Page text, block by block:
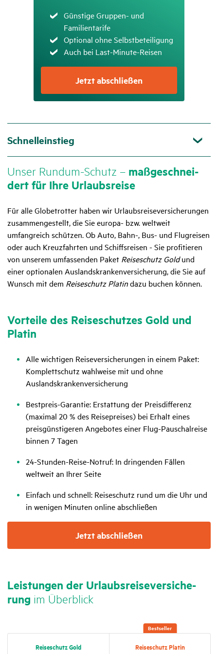
Zutreffend
Günstige Gruppen- und
Familientarife
Zutreffend
Optional ohne Selbstbeteiligung
Zutreffend
Auch bei Last-Minute-Reisen
Jetzt abschließen
Schnelleinstieg
Unser Rundum-Schutz – maßge­schnei­
dert für Ihre Urlaubs­reise
Für alle Globetrotter haben wir Urlaubsreiseversicherungen
zusammengestellt, die Sie europa- bzw. weltweit
umfangreich schützen. Ob Auto, Bahn-, Bus- und Flugreisen
oder auch Kreuzfahrten und Schiffsreisen - Sie profitieren
von unserem umfassenden Paket Reiseschutz Goldund
einer optionalen Auslands­krankenversicherung, die Sie auf
Wunsch mit dem Reiseschutz Platindazu buchen können.
Vorteile des Reise­schutzes Gold und
Platin
Alle wichtigen Reiseversicherungen in einem Paket:
Komplettschutz wahlweise mit und ohne
Auslandskrankenversicherung
Bestpreis-Garantie: Erstattung der Preisdifferenz
(maximal 20 % des Reisepreises) bei Erhalt eines
preisgünstigeren Angebotes einer Flug-Pauschalreise
binnen 7 Tagen
24-Stunden-Reise-Notruf: In dringenden Fällen
weltweit an Ihrer Seite
Einfach und schnell: Reiseschutz rund um die Uhr und
in wenigen Minuten online abschließen
Jetzt abschließen
Leis­tungen der Urlaubs­rei­se­ver­si­che­
rung im Über­blick
Reise­schutz Gold
Best­seller
Reise­schutz Platin